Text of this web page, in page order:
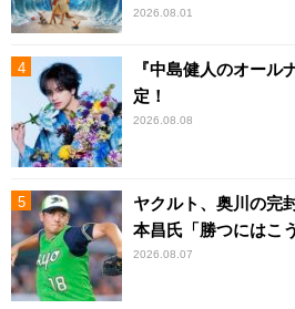
2026.08.01
『中島健人のオール
定！
2026.08.08
ヤクルト、奥川の完
本昌氏「勝つにはこ
2026.08.07